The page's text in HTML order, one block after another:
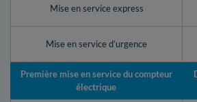
Mise en service express
Mise en service d’urgence
Première mise en service du compteur
électrique